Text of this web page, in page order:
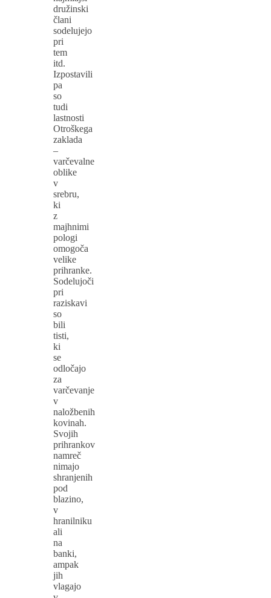
družinski
člani
sodelujejo
pri
tem
itd.
Izpostavili
pa
so
tudi
lastnosti
Otroškega
zaklada
–
varčevalne
oblike
v
srebru,
ki
z
majhnimi
pologi
omogoča
velike
prihranke.
Sodelujoči
pri
raziskavi
so
bili
tisti,
ki
se
odločajo
za
varčevanje
v
naložbenih
kovinah.
Svojih
prihrankov
namreč
nimajo
shranjenih
pod
blazino,
v
hranilniku
ali
na
banki,
ampak
jih
vlagajo